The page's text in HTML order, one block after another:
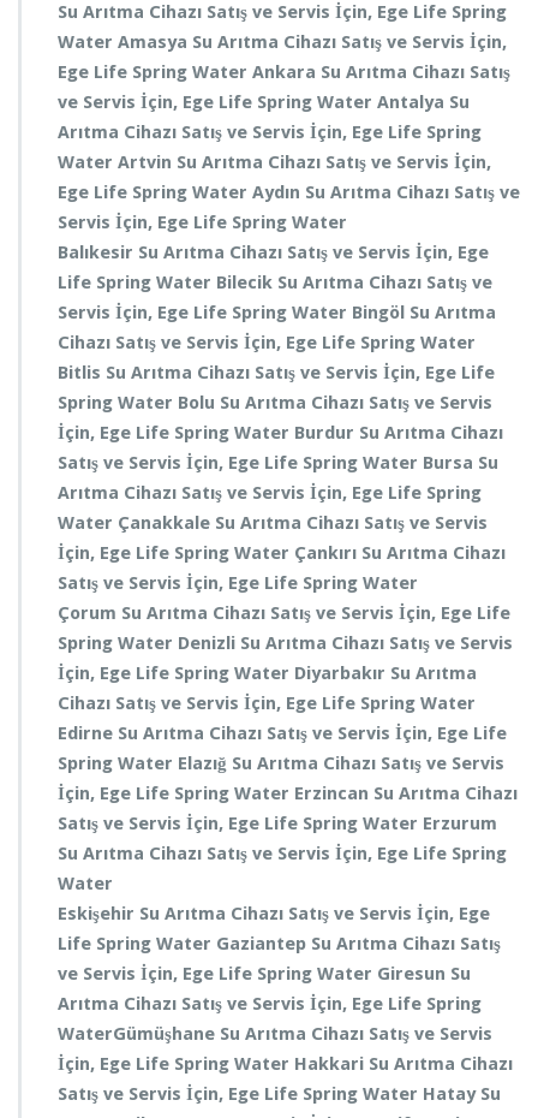
Su Arıtma Cihazı Satış ve Servis İçin, Ege Life Spring
Water Amasya Su Arıtma Cihazı Satış ve Servis İçin,
Ege Life Spring Water Ankara Su Arıtma Cihazı Satış
ve Servis İçin, Ege Life Spring Water Antalya Su
Arıtma Cihazı Satış ve Servis İçin, Ege Life Spring
Water Artvin Su Arıtma Cihazı Satış ve Servis İçin,
Ege Life Spring Water Aydın Su Arıtma Cihazı Satış ve
Servis İçin, Ege Life Spring Water
Balıkesir Su Arıtma Cihazı Satış ve Servis İçin, Ege
Life Spring Water Bilecik Su Arıtma Cihazı Satış ve
Servis İçin, Ege Life Spring Water Bingöl Su Arıtma
Cihazı Satış ve Servis İçin, Ege Life Spring Water
Bitlis Su Arıtma Cihazı Satış ve Servis İçin, Ege Life
Spring Water Bolu Su Arıtma Cihazı Satış ve Servis
İçin, Ege Life Spring Water Burdur Su Arıtma Cihazı
Satış ve Servis İçin, Ege Life Spring Water Bursa Su
Arıtma Cihazı Satış ve Servis İçin, Ege Life Spring
Water Çanakkale Su Arıtma Cihazı Satış ve Servis
İçin, Ege Life Spring Water Çankırı Su Arıtma Cihazı
Satış ve Servis İçin, Ege Life Spring Water
Çorum Su Arıtma Cihazı Satış ve Servis İçin, Ege Life
Spring Water Denizli Su Arıtma Cihazı Satış ve Servis
İçin, Ege Life Spring Water Diyarbakır Su Arıtma
Cihazı Satış ve Servis İçin, Ege Life Spring Water
Edirne Su Arıtma Cihazı Satış ve Servis İçin, Ege Life
Spring Water Elazığ Su Arıtma Cihazı Satış ve Servis
İçin, Ege Life Spring Water Erzincan Su Arıtma Cihazı
Satış ve Servis İçin, Ege Life Spring Water Erzurum
Su Arıtma Cihazı Satış ve Servis İçin, Ege Life Spring
Water
Eskişehir Su Arıtma Cihazı Satış ve Servis İçin, Ege
Life Spring Water Gaziantep Su Arıtma Cihazı Satış
ve Servis İçin, Ege Life Spring Water Giresun Su
Arıtma Cihazı Satış ve Servis İçin, Ege Life Spring
WaterGümüşhane Su Arıtma Cihazı Satış ve Servis
İçin, Ege Life Spring Water Hakkari Su Arıtma Cihazı
Satış ve Servis İçin, Ege Life Spring Water Hatay Su